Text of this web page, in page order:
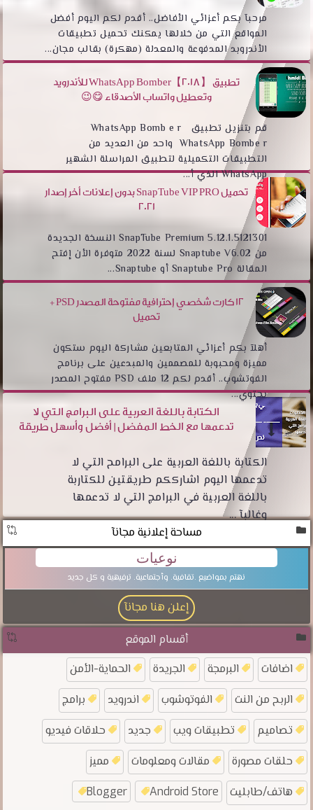
مرحبآ بكم أعزائي الأفاضل.. أقدم لكم اليوم أفضل
المواقع التي من خلالها يمكنك تحميل تطبيقات
الأندروبد المدفوعة والمعدلة (مهكرة) بقالب مجان...
تطبيق WhatsApp Bomber【2018】 للأندرويد
وتعطيل واتساب الأصدقاء 😋😉
قم بتنزيل تطبيق WhatsApp Bomb e r
WhatsApp Bombe r واحد من العديد من
التطبيقات التكميلية لتطبيق المراسلة الشهير
WhatsApp الذي أ...
تحميل SnapTube VIP PRO بدون إعلانات أخر إصدار
2021
SnapTube Premium 5.12.1.5121301 النسخة الجديدة
من Snaptube V6.02 لسنة 2022 متوفرة الأن إفتح
المقالة Snaptube Pro أو Snaptube...
12 كارت شخصي إحترافية مفتوحة المصدر PSD +
تحميل
أهلآ بكم أعزائي المتابعين مشاركة اليوم ستكون
مميزة ومحبوبة للمصممين والمبدعين على برنامج
الفوتشوب.. أقدم لكم 12 ملف PSD مفتوح المصدر
يحتوي...
الكتابة باللغة العربية على البرامج التي لا
تدعمها مع الخط المفضل | أفضل وأسهل طريقة
الكتابة باللغة العربية على البرامح التي لا
تدعمها اليوم اشارككم طريقتين للكتاربة
باللغة العربية في البرامج التي لا تدعمها
وغالبآ ...
مساحة إعلانية مجانآ
نوعيات
نهتم بمواضيع .تقافية. وأجتماعية. ترفيهية و كل جديد
إعلن هنا مجانآ
أقسام الموقع
اضافات البرمجة الجريدة الحماية-الأمن
الربح من النت الفوتوشوب اندرويد برامج
تصاميم تطبيقات ويب جديد حلاقات فيديو
حلقات مصورة مقالات ومعلومات مميز
هاتف/طابليت Android Store
Blogger